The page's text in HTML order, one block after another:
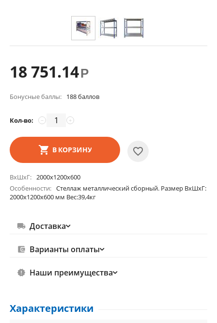
18 751.14Р
Бонусные баллы: 188 баллов
Кол-во: +
−
В КОРЗИНУ
ВхШхГ
2000х1200х600
Особенности
Стеллаж металлический сборный. Размер ВхШхГ:
2000х1200х600 мм Вес:39,4кг
Доставка
Варианты оплаты
Наши преимущества
Характеристики